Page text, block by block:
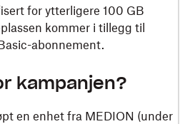
for ytterligere 100 GB
kommer i tillegg til
abonnement.
kampanjen?
en enhet fra MEDION (under